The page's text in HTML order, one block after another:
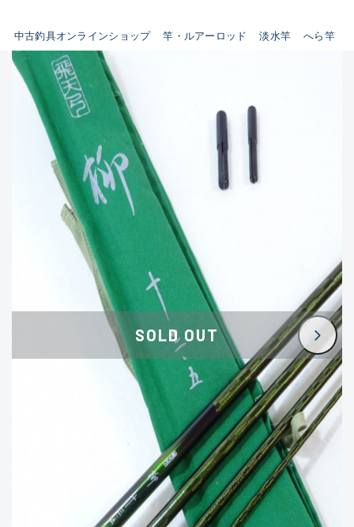
中古釣具オンラインショップ 竿・ルアーロッド 淡水竿 へら竿
イシグロフレスポ鈴鹿店
イシグロ津高茶屋店
イシグロ西春店
イシグロ中川かの里店
イシグロカインズモール彦根店
イシグロ静岡中吉田店
イシグロ名東引山店
イシグロ豊田店
イシグロ豊橋向山店
イシグロ岐阜店
イシグロ高林店
イシグロ西尾店
イシグロ三河安城店
イシグロ岡崎大樹寺店
イシグロ半田店
イシグロ岡崎若松店
C
使用感や傷のある一般的な中
かなり使用感があり、全体的
に目立つ傷が多い品
著しく状態が悪いが使用はで
きるもの、改造品も含む
※ルアー、エギ、雑品、その他につきましては
ランク表記はございません。 状態は写真にて
ご確認ください。
SOLD OUT